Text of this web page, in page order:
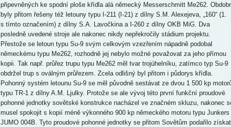
připevněných ke spodní ploše křídla alá německý Messerschmitt Me262.
byly přitom řešeny též letouny typu I-211 (I-21) z dílny S.M. Alexejeva, „160“ (1.
s tímto označením) z dílny S.A. Lavočkina a I-260 z dílny OKB MiG. Dva
posledně uvedené stroje ale nakonec nikdy nepřekročily stádium projektu.
Přestože se letoun typu Su-9 svým celkovým vzezřením nápadně podobal
německému typu Me262, rozhodně jej nebylo možné považovat za jeho přímou
kopii. Tak např. průřez trupu typu Me262 měl tvar trojúhelníku, zatímco typ Su-9
obdržel trup s oválným průřezem. Zcela odlišný byl přitom i půdorys křídla.
Pohonný systém letounu Su-9 se měl původně sestávat ze dvou 1 500 kp
typu TR-1 z dílny A.M. Ljulky. Protože se ale vývoj této první funkční proudové
pohonné jednotky sovětské konstrukce nacházel ve značném skluzu, nakonec
musel spokojit s kopií méně výkonného 900 kp německého motoru typu Junkers
JUMO 004B. Tyto proudové pohonné jednotky se přitom Sovětům podařilo získat